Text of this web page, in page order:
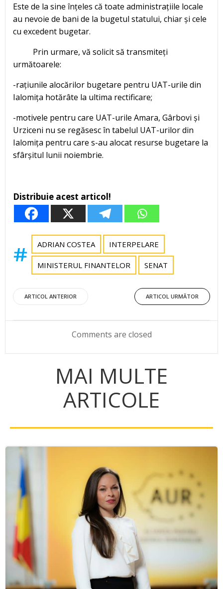
Este de la sine înțeles că toate administrațiile locale
au nevoie de bani de la bugetul statului, chiar și cele
cu excedent bugetar.
Prin urmare, vă solicit să transmiteți
următoarele:
-rațiunile alocărilor bugetare pentru UAT-urile din
Ialomița hotărâte la ultima rectificare;
-motivele pentru care UAT-urile Amara, Gârbovi și
Urziceni nu se regăsesc în tabelul UAT-urilor din
Ialomița pentru care s-au alocat resurse bugetare la
sfârșitul lunii noiembrie.
Distribuie acest articol!
ADRIAN COSTEA INTERPELARE
MINISTERUL FINANTELOR SENAT
Post
navigation
ARTICOL ANTERIOR
Post
navigation
ARTICOL URMĂTOR
Comments are closed
MAI MULTE
ARTICOLE